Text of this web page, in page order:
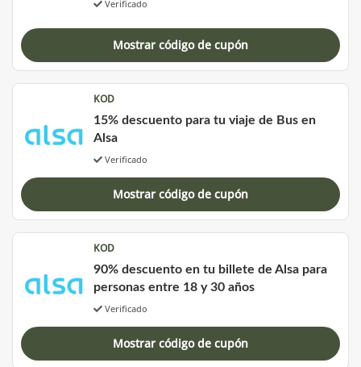
Verificado
Mostrar código de cupón
KOD
15% descuento para tu viaje de Bus en
Alsa
Verificado
Mostrar código de cupón
KOD
90% descuento en tu billete de Alsa para
personas entre 18 y 30 años
Verificado
Mostrar código de cupón